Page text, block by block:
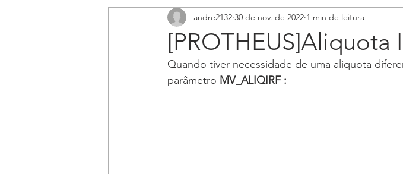
[PROTHEUS]Aliquota
andre2132 30 de nov. de 2022 1 min de leitura
Quando tiver necessidade de uma aliquota
parâmetro MV_ALIQIRF :